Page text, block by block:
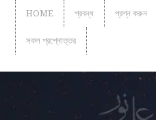
HOME প্রবন্ধ প্রশ্ন করুন
সকল প্রশ্নোত্তর